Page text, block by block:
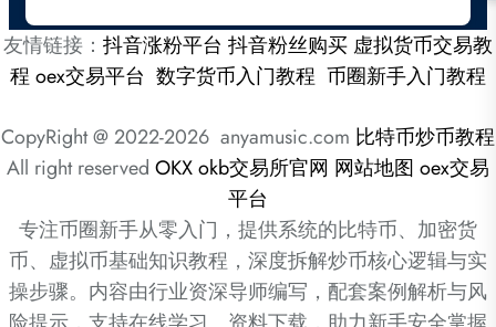
友情链接： 抖音涨粉平台 抖音粉丝购买虚拟货币交易教
程oex交易平台 数字货币入门教程 币圈新手入门教程
CopyRight @ 2022-2026 anyamusic.com 比特币炒币教程
All right reserved OKXokb交易所官网 网站地图 oex交易
平台
专注币圈新手从零入门，提供系统的比特币、加密货
币、虚拟币基础知识教程，深度拆解炒币核心逻辑与实
操步骤。内容由行业资深导师编写，配套案例解析与风